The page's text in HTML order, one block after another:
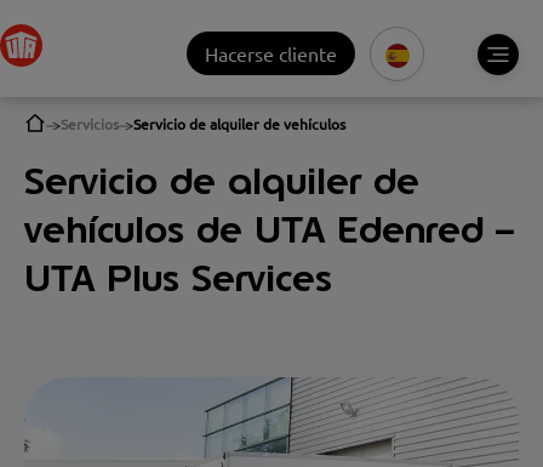
Hacerse cliente
Servicios Servicio de alquiler de vehículos
Servicio de alquiler de
vehículos de UTA Edenred –
UTA Plus Services